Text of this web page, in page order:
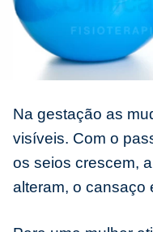
Na gestação as
visíveis. Com o
os seios crescem,
alteram, o cansaço